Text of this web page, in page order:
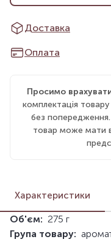
Доставка
Оплата
Просимо
комплектація
без
товар може мати
Характеристики
Об'єм: 275 г
Група товару: